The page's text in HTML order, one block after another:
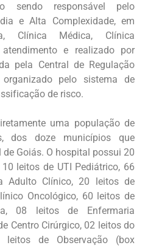
sendo responsável pelo
e Alta Complexidade, em
Clínica Médica, Clínica
e realizado por
pela Central de Regulação
pelo sistema de
de risco.
uma população de
dos doze municípios que
Goiás. O hospital possui 20
leitos de UTI Pediátrico, 66
Adulto Clínico, 20 leitos de
Oncológico, 60 leitos de
08 leitos de Enfermaria
Centro Cirúrgico, 02 leitos do
de Observação (box